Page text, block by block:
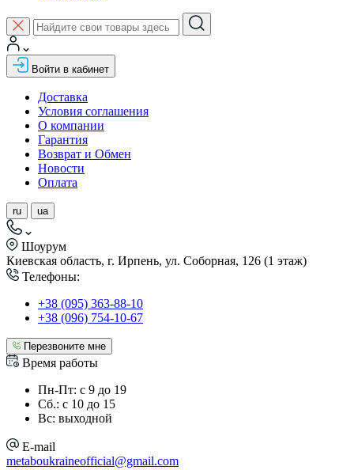
Войти в кабинет
Доставка
Условия соглашения
О компании
Гарантия
Возврат и Обмен
Новости
Оплата
ru ua
Шоурум
Киевская область, г. Ирпень, ул. Соборная, 126 (1 этаж)
Телефоны:
+38 (095) 363-88-10
+38 (096) 754-10-67
Перезвоните мне
Время работы
Пн-Пт: с 9 до 19
Сб.: с 10 до 15
Вс: выходной
E-mail
metaboukraineofficial@gmail.com